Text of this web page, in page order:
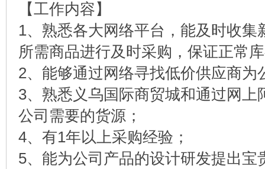
【工作内容】
1、熟悉各大网络平台，能及时收集
所需商品进行及时采购，保证正常
2、能够通过网络寻找低价供应商为
3、熟悉义乌国际商贸城和通过网上
公司需要的货源；
4、有1年以上采购经验；
5、能为公司产品的设计研发提出宝